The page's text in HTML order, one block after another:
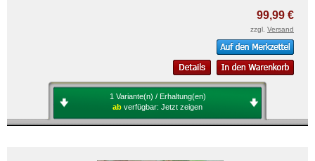
99,99 €
zzgl. Versand
1 Variante(n) / Erhaltung(en)
ab verfügbar: Jetzt zeigen